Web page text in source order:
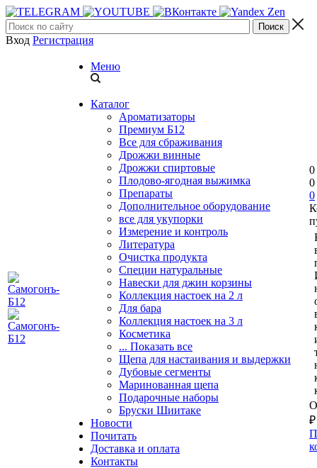
Вход Регистрация
Меню
Каталог
Ароматизаторы
Премиум Б12
Все для сбраживания
Дрожжи винные
Дрожжи спиртовые
Плодово-ягодная выжимка
Препараты
Дополнительное оборудование
все для укупорки
Измерение и контроль
Литература
Очистка продукта
Специи натуральные
Навески для джин корзины
Коллекция настоек на 2 л
Для бара
Коллекция настоек на 3 л
Косметика
... Показать все
Щепа для настаивания и выдержки
Дубовые сегменты
Маринованная щепа
Подарочные наборы
Бруски Шиитаке
Новости
Почитать
Доставка и оплата
Контакты
0
0
0
₽